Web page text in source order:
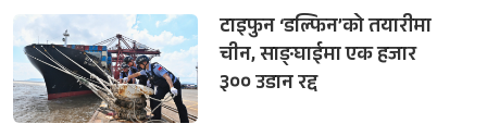
टाइफुन ‘डल्फिन’को तयारीमा
चीन, साङ्घाईमा एक हजार
३०० उडान रद्द